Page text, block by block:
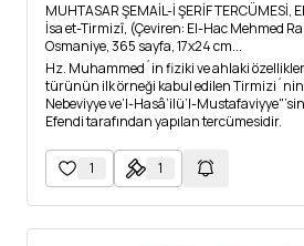
MUHTASAR ŞEMAİL-İ ŞERİF TERCÜMESİ,
İsa et-Tirmizî, (Çeviren: El-Hac Mehmed
Osmaniye, 365 sayfa, 17x24 cm...
Hz. Muhammed´in fiziki ve ahlaki
türünün ilk örneği kabul edilen Tirmizi´nin
Nebeviyye ve’l-Hasâ’ilü’l-
Efendi tarafından yapılan tercümesidir.
1 1